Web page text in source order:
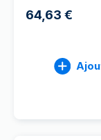
64,63 €